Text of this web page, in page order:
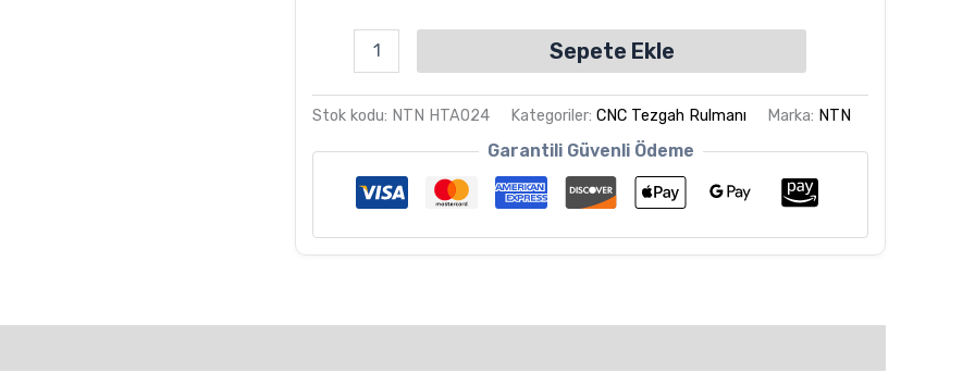
Sepete Ekle
Stok kodu: NTN HTA024 Kategoriler:CNC Tezgah Rulmanı Marka: NTN
Garantili Güvenli Ödeme